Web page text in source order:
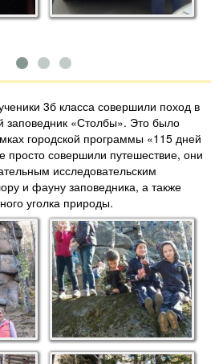
3б класса совершили поход в
заповедник «Столбы». Это было
городской программы «115 дней
просто совершили путешествие, они
исследовательским
и фауну заповедника, а также
уголка природы.